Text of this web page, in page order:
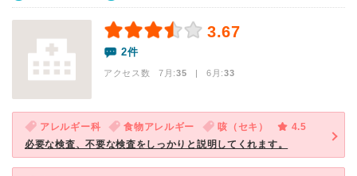
3.67
2件
アクセス数 7月:35 | 6月:33
アレルギー科 食物アレルギー 咳（セキ）
4.5
必要な検査、不要な検査をしっかりと説明してくれます。